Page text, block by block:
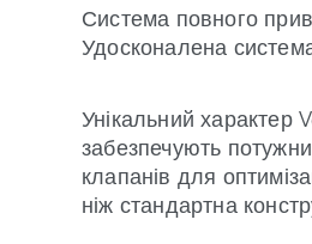
Система повного
Удосконалена
Унікальний характер
забезпечують
клапанів для
ніж стандартна